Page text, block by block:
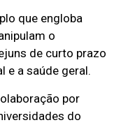
que engloba
o
de curto prazo
e a saúde geral.
por
do